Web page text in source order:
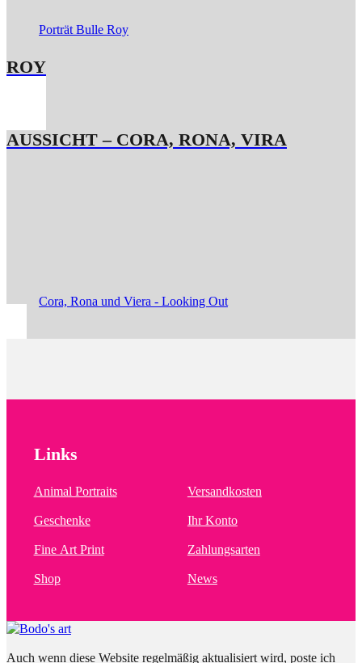
Porträt Bulle Roy
ROY
AUSSICHT – CORA, RONA, VIRA
Cora, Rona und Viera - Looking Out
Auch wenn diese Website regelmäßig aktualisiert wird, poste ich
Links
Animal Portraits
Geschenke
Fine Art Print
Shop
Versandkosten
Ihr Konto
Zahlungsarten
News